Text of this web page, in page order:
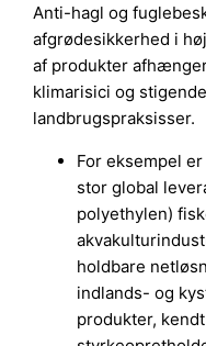
Anti-hagl og
afgrødesikkerhed i
af produkter
klimarisici og
landbrugspraksisser.
For eksempel
stor global
polyethylen)
holdbare
indlands- og
produkter,